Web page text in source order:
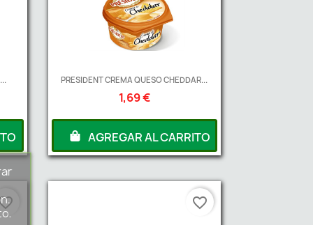
PRESIDENT CREMA QUESO CHEDDAR...
1,69 €
AGREGAR AL CARRITO
favorite_border